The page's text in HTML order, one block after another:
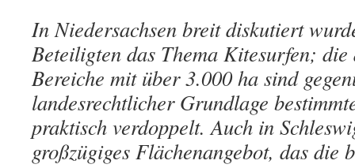
In Niedersachsen breit diskutiert
Beteiligten das Thema Kitesurfen; die
Bereiche mit über 3.000 ha sind
landesrechtlicher Grundlage
praktisch verdoppelt. Auch in
großzügiges Flächenangebot, das die